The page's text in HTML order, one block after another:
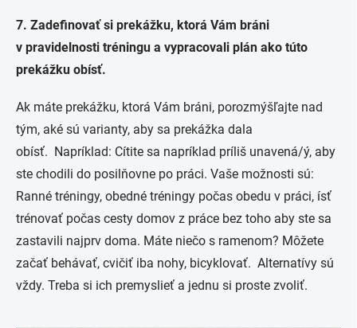
7. Zadefinovať si prekážku, ktorá Vám bráni
v pravidelnosti tréningu a vypracovali plán ako túto
prekážku obísť.
Ak máte prekážku, ktorá Vám bráni, porozmýšľajte nad
tým, aké sú varianty, aby sa prekážka dala
obísť. Napríklad: Cítite sa napríklad príliš unavená/ý, aby
ste chodili do posilňovne po práci. Vaše možnosti sú:
Ranné tréningy, obedné tréningy počas obedu v práci, ísť
trénovať počas cesty domov z práce bez toho aby ste sa
zastavili najprv doma. Máte niečo s ramenom? Môžete
začať behávať, cvičiť iba nohy, bicyklovať. Alternatívy sú
vždy. Treba si ich premyslieť a jednu si proste zvoliť.